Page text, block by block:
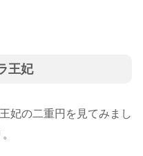
王妃
妃の二重円を見てみまし